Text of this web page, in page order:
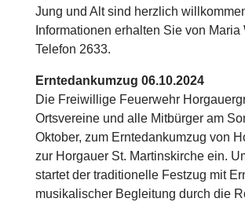
Jung und Alt sind herzlich
Informationen erhalten Sie von Maria
Telefon 2633.
Erntedankumzug 06.10.2024
Die Freiwillige Feuerwehr
Ortsvereine und alle Mitbürger am
Oktober, zum Erntedankumzug von
zur Horgauer St. Martinskirche ein.
startet der traditionelle Festzug mit
musikalischer Begleitung durch die